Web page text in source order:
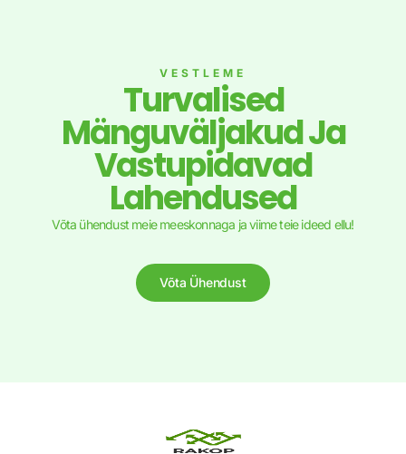
VESTLEME
Turvalised
Mänguväljakud Ja
Vastupidavad
Lahendused
Võta ühendust meie meeskonnaga ja viime teie ideed ellu!
Võta Ühendust